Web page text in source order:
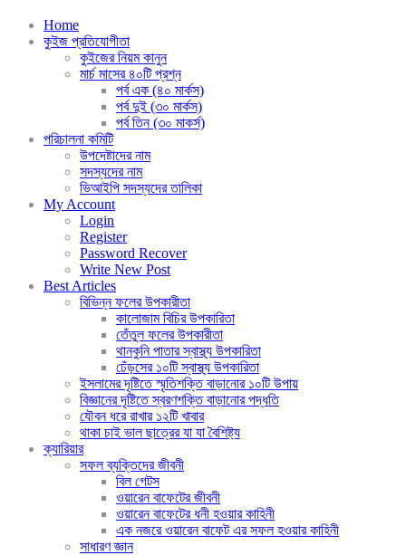
Home
কুইজ প্রতিযোগীতা
কুইজের নিয়ম কানুন
মার্চ মাসের ৪০টি প্রশ্ন
পর্ব এক (৪০ মার্কস)
পর্ব দুই (৩০ মার্কস)
পর্ব তিন (৩০ মাকর্স)
পরিচালনা কমিটি
উপদেষ্টাদের নাম
সদস্যদের নাম
ভিআইপি সদস্যদের তালিকা
My Account
Login
Register
Password Recover
Write New Post
Best Articles
বিভিন্ন ফলের উপকারীতা
কালোজাম বিচির উপকারিতা
তেঁতুল ফলের উপকারীতা
থানকুনি পাতার স্বাস্থ্য উপকারিতা
ঢেঁড়সের ১০টি স্বাস্থ্য উপকারিতা
ইসলামের দৃষ্টিতে স্মৃতিশক্তি বাড়ানোর ১০টি উপায়
বিজ্ঞানের দৃষ্টিতে স্বরণশক্তি বাড়ানোর পদ্ধতি
যৌবন ধরে রাখার ১২টি খাবার
থাকা চাই ভাল ছাত্রের যা যা বৈশিষ্ট্য
ক্যারিয়ার
সফল ব্যক্তিদের জীবনী
বিল গেটস
ওয়ারেন বাফেটের জীবনী
ওয়ারেন বাফেটের ধনী হওয়ার কাহিনী
এক নজরে ওয়ারেন বাফেট এর সফল হওয়ার কাহিনী
সাধারণ জ্ঞান